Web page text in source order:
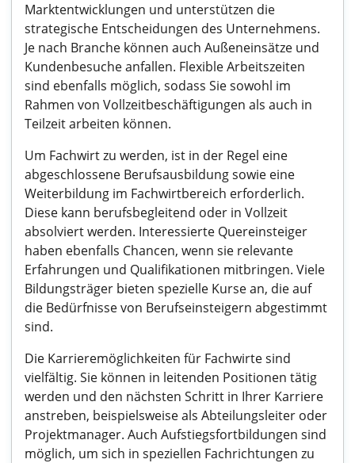
Marktentwicklungen und unterstützen die
strategische Entscheidungen des Unternehmens.
Je nach Branche können auch Außeneinsätze und
Kundenbesuche anfallen. Flexible Arbeitszeiten
sind ebenfalls möglich, sodass Sie sowohl im
Rahmen von Vollzeitbeschäftigungen als auch in
Teilzeit arbeiten können.
Um Fachwirt zu werden, ist in der Regel eine
abgeschlossene Berufsausbildung sowie eine
Weiterbildung im Fachwirtbereich erforderlich.
Diese kann berufsbegleitend oder in Vollzeit
absolviert werden. Interessierte Quereinsteiger
haben ebenfalls Chancen, wenn sie relevante
Erfahrungen und Qualifikationen mitbringen. Viele
Bildungsträger bieten spezielle Kurse an, die auf
die Bedürfnisse von Berufseinsteigern abgestimmt
sind.
Die Karrieremöglichkeiten für Fachwirte sind
vielfältig. Sie können in leitenden Positionen tätig
werden und den nächsten Schritt in Ihrer Karriere
anstreben, beispielsweise als Abteilungsleiter oder
Projektmanager. Auch Aufstiegsfortbildungen sind
möglich, um sich in speziellen Fachrichtungen zu